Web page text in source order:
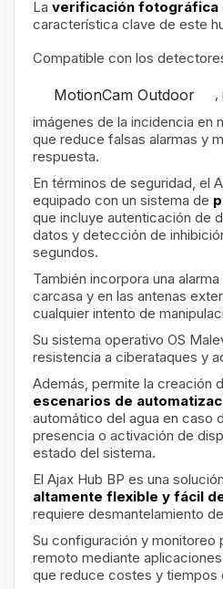
La verificación fotográfica
característica clave de este
Compatible con los
MotionCam Outdoor
,
imágenes de la incidencia en
que reduce falsas alarmas y
respuesta.
En términos de seguridad, el
equipado con un sistema de
que incluye autenticación de
datos y detección de
segundos.
También incorpora una
carcasa y en las antenas
cualquier intento de
Su sistema operativo OS
resistencia a ciberataques y
Además, permite la creación
escenarios de
automático del agua en caso
presencia o activación de
estado del sistema.
El Ajax Hub BP es una
altamente flexible y fácil
requiere desmantelamiento
Su configuración y monitoreo
remoto mediante
que reduce costes y tiempos